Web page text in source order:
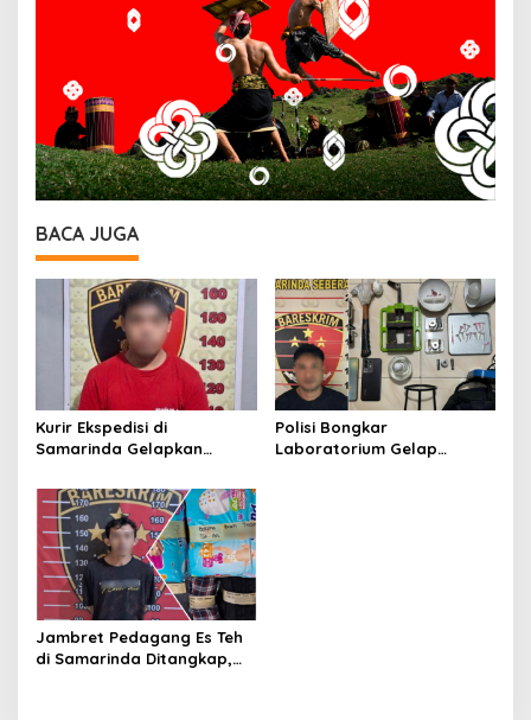
BACA JUGA
Kurir Ekspedisi di
Samarinda Gelapkan
Barang Elektronik Lainnya,
Kerugian Capai Rp 98 Juta
Polisi Bongkar
Laboratorium Gelap
Jambret Pedagang Es Teh
di Samarinda Ditangkap,